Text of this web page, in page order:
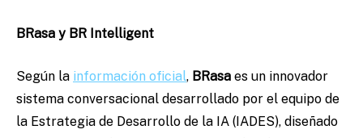
BRasa y BR Intelligent
Según la información oficial, BRasa es un innovador
sistema conversacional desarrollado por el equipo de
la Estrategia de Desarrollo de la IA (IADES), diseñado